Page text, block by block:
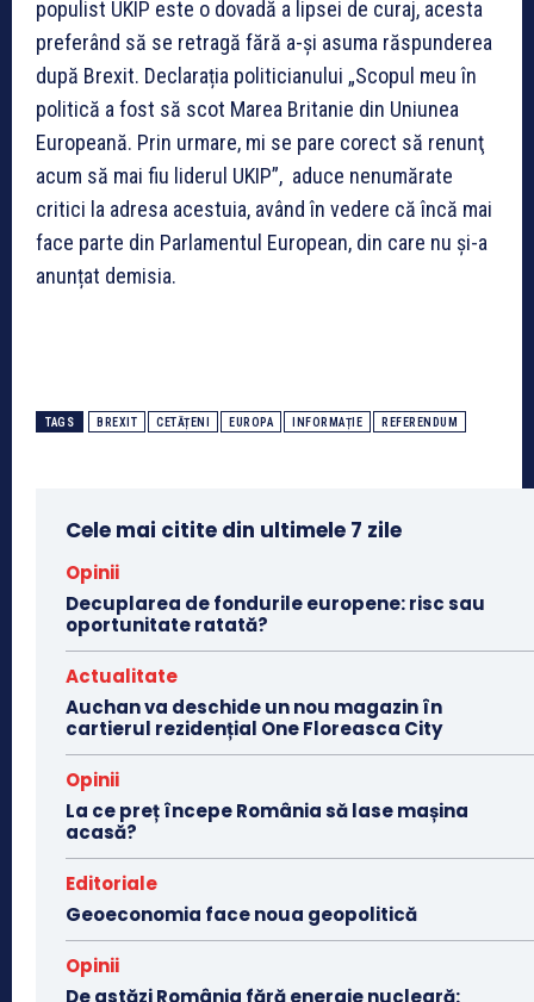
populist UKIP este o dovadă a lipsei de curaj, acesta
preferând să se retragă fără a-și asuma răspunderea
după Brexit. Declarația politicianului „Scopul meu în
politică a fost să scot Marea Britanie din Uniunea
Europeană. Prin urmare, mi se pare corect să renunţ
acum să mai fiu liderul UKIP”, aduce nenumărate
critici la adresa acestuia, având în vedere că încă mai
face parte din Parlamentul European, din care nu și-a
anunțat demisia.
TAGS BREXIT CETĂȚENI EUROPA INFORMAȚIE REFERENDUM
Cele mai citite din ultimele 7 zile
Opinii
Decuplarea de fondurile europene: risc sau
oportunitate ratată?
Actualitate
Auchan va deschide un nou magazin în
cartierul rezidențial One Floreasca City
Opinii
La ce preț începe România să lase mașina
acasă?
Editoriale
Geoeconomia face noua geopolitică
Opinii